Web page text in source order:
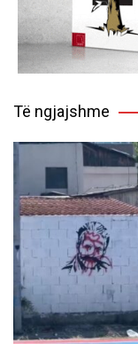
Të ngjajshme